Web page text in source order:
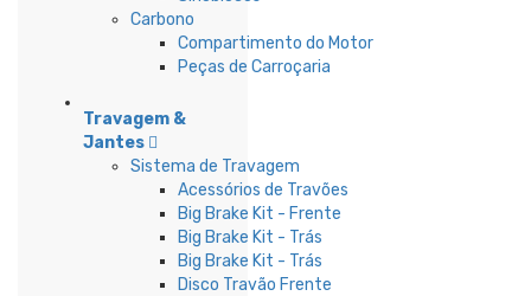
Carbono
Compartimento do Motor
Peças de Carroçaria
Travagem &
Jantes
Sistema de Travagem
Acessórios de Travões
Big Brake Kit - Frente
Big Brake Kit - Trás
Big Brake Kit - Trás
Disco Travão Frente